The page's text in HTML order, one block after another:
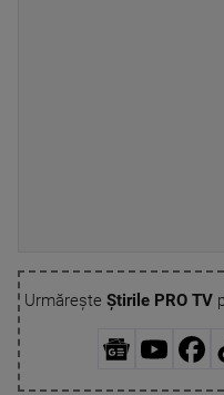
Urmărește Știrile PRO TV